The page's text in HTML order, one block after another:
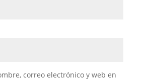
correo electrónico y web en